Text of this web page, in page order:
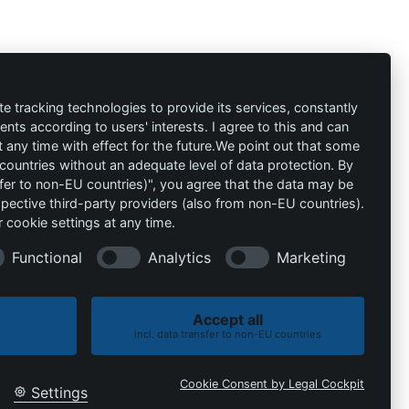
info@die-
schutzprofis.de
+49 (511) 679997-97
Wohlenbergstraße 6
30179 Hannover
Alemania
Política de cookies Política de privacidad
tracking technologies to provide its services, constantly
according to users' interests. I agree to this and can
any time with effect for the future.We point out that some
without an adequate level of data protection. By
to non-EU countries)", you agree that the data may be
third-party providers (also from non-EU countries).
cookie settings at any time.
Functional Analytics Marketing
Accept all
incl. data transfer to non-EU countries
Settings Cookie Consent by Legal Cockpit